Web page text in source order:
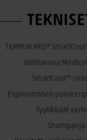
TEMPUR PRO®
Valittavana
SmartCool™-
Ergonominen
Tyylikkäät